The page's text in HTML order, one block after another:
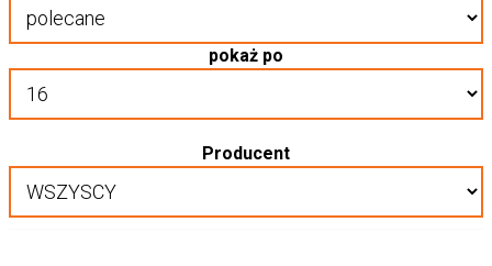
Producent
pokaż po